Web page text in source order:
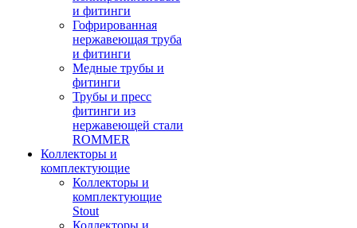
и фитинги
Гофрированная
нержавеющая труба
и фитинги
Медные трубы и
фитинги
Трубы и пресс
фитинги из
нержавеющей стали
ROMMER
Коллекторы и
комплектующие
Коллекторы и
комплектующие
Stout
Коллекторы и